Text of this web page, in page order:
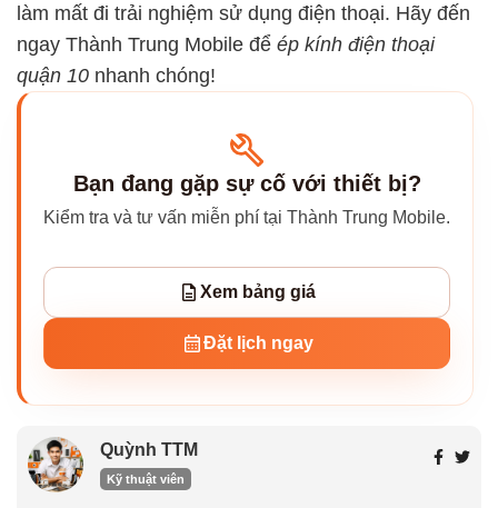
làm mất đi trải nghiệm sử dụng điện thoại. Hãy đến
ngay Thành Trung Mobile để ép kính điện thoại
quận 10 nhanh chóng!
Bạn đang gặp sự cố với thiết bị?
Kiểm tra và tư vấn miễn phí tại Thành Trung Mobile.
Xem bảng giá
Đặt lịch ngay
Quỳnh TTM
Kỹ thuật viên